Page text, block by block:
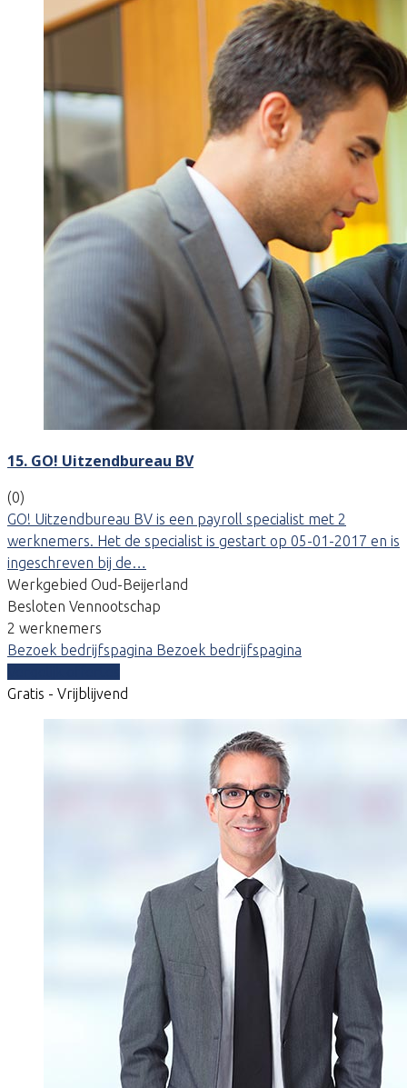
15. GO! Uitzendbureau BV
(0)
GO! Uitzendbureau BV is een payroll specialist met 2
werknemers. Het de specialist is gestart op 05-01-2017 en is
ingeschreven bij de…
Werkgebied Oud-Beijerland
Besloten Vennootschap
2 werknemers
Bezoek bedrijfspagina Bezoek bedrijfspagina
Gratis - Vrijblijvend